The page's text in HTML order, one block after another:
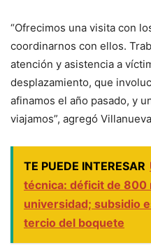
“Ofrecimos una visita con
coordinarnos con ellos.
atención y asistencia a
desplazamiento, que
afinamos el año pasado, y
viajamos”, agregó
TE PUEDE INTERESAR
técnica: déficit de 800
universidad; subsidio
tercio del boquete